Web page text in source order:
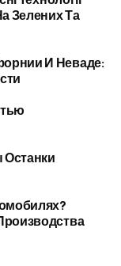
Зелених Та
И Неваде: